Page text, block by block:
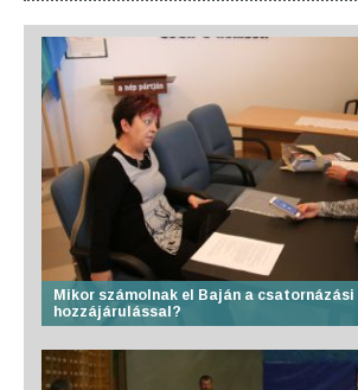
Mikor számolnak el Baján a csatornázási
hozzájárulással?